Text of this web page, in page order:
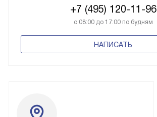
+7 (495) 120-11-96
с 08:00 до 17:00 по будням
НАПИСАТЬ